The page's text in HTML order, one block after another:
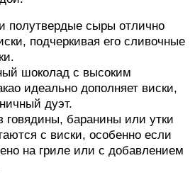
полутвердые сыры отлично
подчеркивая его сливочные
шоколад с высоким
идеально дополняет виски,
дуэт.
говядины, баранины или утки
с виски, особенно если
на гриле или с добавлением